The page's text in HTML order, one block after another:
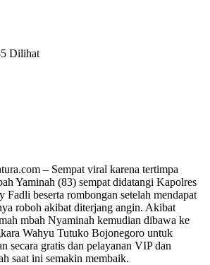
Dilihat
– Sempat viral karena tertimpa
Yaminah (83) sempat didatangi Kapolres
beserta rombongan setelah mendapat
roboh akibat diterjang angin. Akibat
mbah Nyaminah kemudian dibawa ke
Wahyu Tutuko Bojonegoro untuk
secara gratis dan pelayanan VIP dan
saat ini semakin membaik.